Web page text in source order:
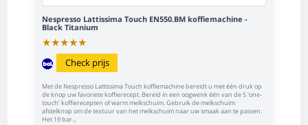
Nespresso Lattissima Touch EN550.BM koffiemachine -
Black Titanium
★★★★★
Check prijs
Met de Nespresso Lattissima Touch koffiemachine bereidt u met één druk op
de knop uw favoriete koffierecept. Bereid in een oogwenk één van de 5 'one-
touch' koffierecepten of warm melkschuim. Gebruik de melkschuim
afstelknop om de textuur van het melkschuim naar uw smaak aan te passen.
Het 19 bar...